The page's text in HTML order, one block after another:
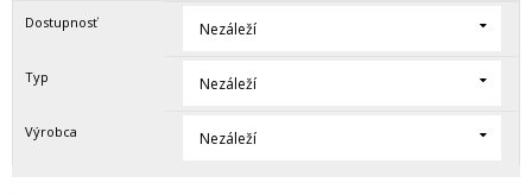
Dostupnosť Nezáleží
Typ Nezáleží
Výrobca Nezáleží